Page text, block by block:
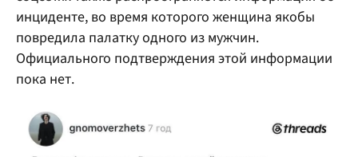
инциденте, во время которого женщина якобы
повредила палатку одного из мужчин.
Официального подтверждения этой информации
пока нет.